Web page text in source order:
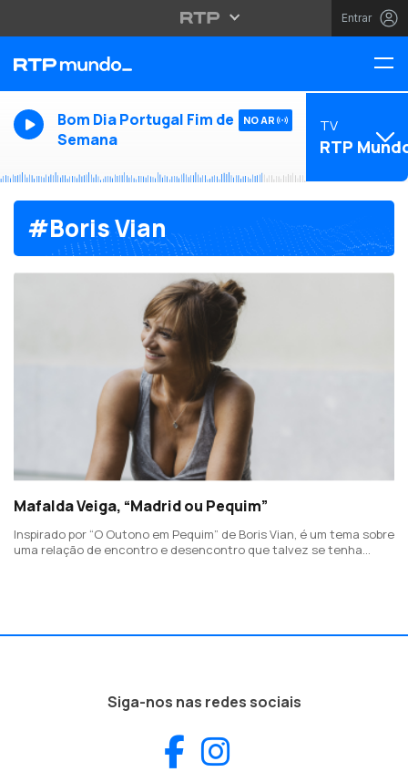
Entrar
Bom Dia Portugal Fim de
Semana
NO AR TV
RTP
#Boris Vian
Mafalda Veiga, “Madrid ou Pequim”
Inspirado por “O Outono em Pequim” de Boris Vian, é um tema sobre
uma relação de encontro e desencontro que talvez se tenha
Siga-nos nas redes sociais
Facebook